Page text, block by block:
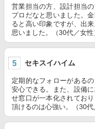
営業担当の方、設計担当
プロだなと思いました。
ると高い印象ですが、出
思いました。（30代／女性
セキスイハイム
定期的なフォローがある
安心できる。また、設備
せ窓口が一本化されてお
頂けるのは心強い。（30代